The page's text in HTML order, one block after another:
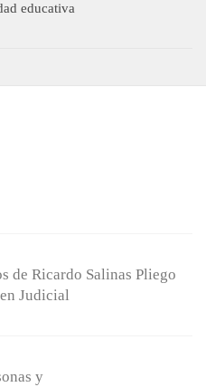
educativa
de Ricardo Salinas Pliego
Judicial
y